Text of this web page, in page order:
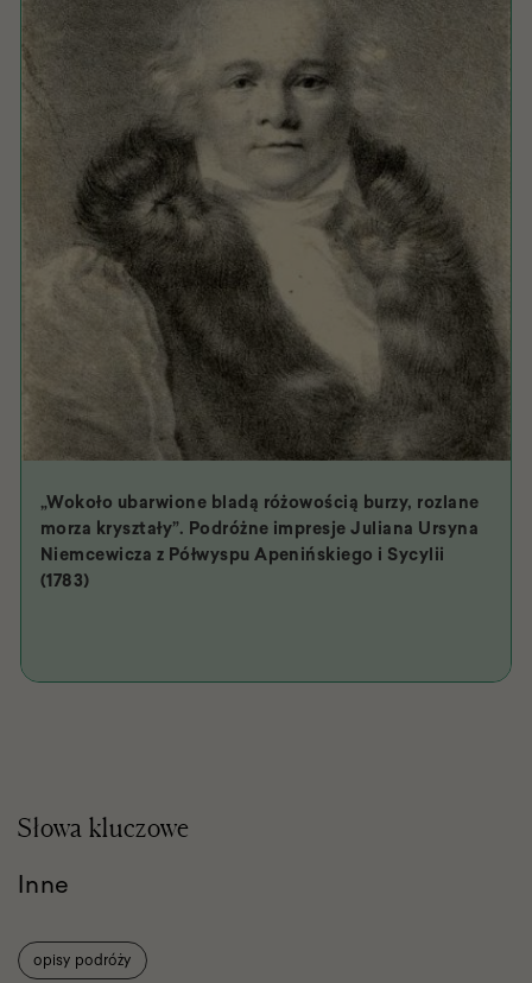
„Wokoło ubarwione bladą różowością burzy, rozlane
morza kryształy”. Podróżne impresje Juliana Ursyna
Niemcewicza z Półwyspu Apenińskiego i Sycylii
(1783)
Słowa kluczowe
Inne
opisy podróży